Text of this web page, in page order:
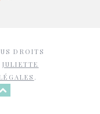
DROITS
JULIETTE
.